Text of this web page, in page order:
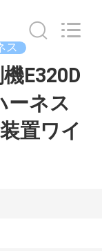
ス
E320D
ーネス
置ワイ